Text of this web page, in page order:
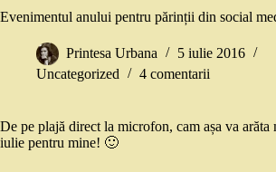
Evenimentul anului pentru părinții din social
Printesa Urbana
5 iulie 2016
Uncategorized
4 comentarii
De pe plajă direct la microfon, cam așa va
iulie pentru mine! 🙂